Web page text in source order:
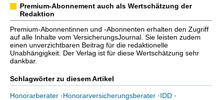
Premium-Abonnement auch als Wertschätzung der
Redaktion
Premium-Abonnentinnen und -Abonnenten erhalten den Zugriff
auf alle Inhalte vom VersicherungsJournal. Sie leisten zudem
einen unverzichtbaren Beitrag für die redaktionelle
Unabhängigkeit. Der Verlag ist für diese Wertschätzung sehr
dankbar.
Schlagwörter zu diesem Artikel
Honorarberater ·Honorarversicherungsberater ·IDD ·